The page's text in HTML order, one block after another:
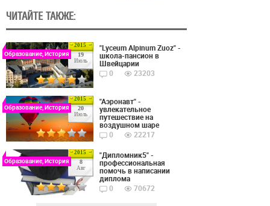
ЧИТАЙТЕ ТАКЖЕ:
2015
19
Июль
Образование, История
"Lyceum Alpinum Zuoz" -
школа-пансион в
Швейцарии
0
23203
2015
20
Июль
Образование, История
"Аэронавт" -
увлекательное
путешествие на
воздушном шаре
0
22217
2015
8
Авг
Образование, История
"Дипломник5" -
профессиональная
помочь в написании
диплома
0
70672